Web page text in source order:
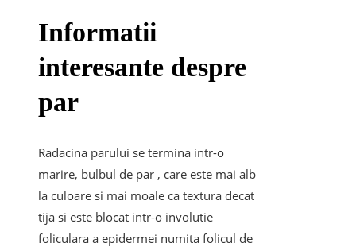
Informatii
interesante despre
par
Radacina parului se termina intr-o
marire, bulbul de par , care este mai alb
la culoare si mai moale ca textura decat
tija si este blocat intr-o involutie
foliculara a epidermei numita folicul de